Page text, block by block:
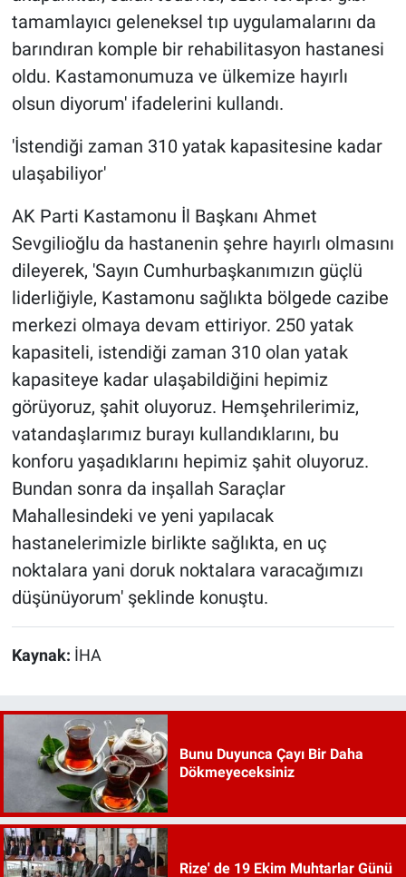
tamamlayıcı geleneksel tıp uygulamalarını da
barındıran komple bir rehabilitasyon hastanesi
oldu. Kastamonumuza ve ülkemize hayırlı
olsun diyorum' ifadelerini kullandı.
'İstendiği zaman 310 yatak kapasitesine kadar
ulaşabiliyor'
AK Parti Kastamonu İl Başkanı Ahmet
Sevgilioğlu da hastanenin şehre hayırlı olmasını
dileyerek, 'Sayın Cumhurbaşkanımızın güçlü
liderliğiyle, Kastamonu sağlıkta bölgede cazibe
merkezi olmaya devam ettiriyor. 250 yatak
kapasiteli, istendiği zaman 310 olan yatak
kapasiteye kadar ulaşabildiğini hepimiz
görüyoruz, şahit oluyoruz. Hemşehrilerimiz,
vatandaşlarımız burayı kullandıklarını, bu
konforu yaşadıklarını hepimiz şahit oluyoruz.
Bundan sonra da inşallah Saraçlar
Mahallesindeki ve yeni yapılacak
hastanelerimizle birlikte sağlıkta, en uç
noktalara yani doruk noktalara varacağımızı
düşünüyorum' şeklinde konuştu.
Kaynak: İHA
Bunu Duyunca Çayı Bir Daha
Dökmeyeceksiniz
Rize' de 19 Ekim Muhtarlar Günü